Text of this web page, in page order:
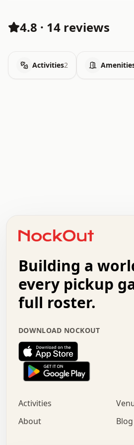
4.8 · 14 reviews
Activities2
+   .   .   .   .   .   .   .
.   .   .   .   .   .   .   .
.   .   .   .   +   .   .   .
.   :   .   .   .   .   .   .
.   .   x   .   .   .   .
.   .   .   .   :   .   .   .
.   .   .   .   .   .   .   :
.   .   .   .   .   .   .   +
.   .   .   .   .   :   +   .
.   .   .   .   .   .   .   .
.   .   :   o   .   .   .   .
.   o   .   .   .   .   x
+   .   o   .   .   .   .
.   +   .   .   .   .   .   .
Building a
every pickup
full roster.
DOWNLOAD NOCKOUT
Activities
About
Blog